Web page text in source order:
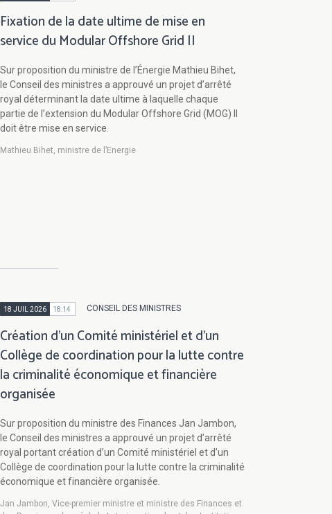
Fixation de la date ultime de mise en
service du Modular Offshore Grid II
Sur proposition du ministre de l’Énergie Mathieu Bihet,
le Conseil des ministres a approuvé un projet d’arrêté
royal déterminant la date ultime à laquelle chaque
partie de l’extension du Modular Offshore Grid (MOG) II
doit être mise en service.
Mathieu Bihet, ministre de l’Energie
18 JUIL 2026 18:14 CONSEIL DES MINISTRES
Création d’un Comité ministériel et d’un
Collège de coordination pour la lutte contre
la criminalité économique et financière
organisée
Sur proposition du ministre des Finances Jan Jambon,
le Conseil des ministres a approuvé un projet d’arrêté
royal portant création d’un Comité ministériel et d’un
Collège de coordination pour la lutte contre la criminalité
économique et financière organisée.
Jan Jambon, Vice-premier ministre et ministre des Finances et